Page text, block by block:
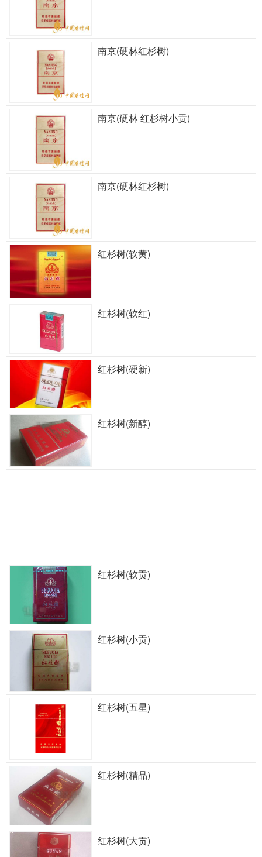
南京(硬林红杉树)
南京(硬林 红杉树小贡)
南京(硬林红杉树)
红杉树(软黄)
红杉树(软红)
红杉树(硬新)
红杉树(新醇)
红杉树(软贡)
红杉树(小贡)
红杉树(五星)
红杉树(精品)
红杉树(大贡)